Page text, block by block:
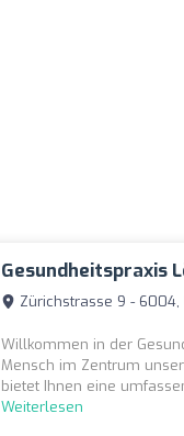
Gesundheitspraxis
Zürichstrasse 9 - 6004,
Willkommen in der
Mensch im Zentrum
bietet Ihnen eine
Weiterlesen